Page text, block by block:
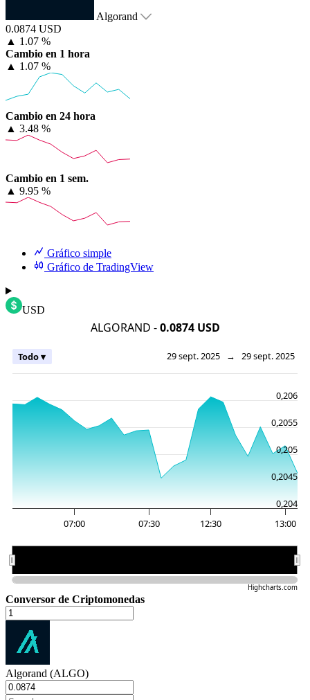
Algorand
0.0874 USD
▲ 1.07 %
Cambio en 1 hora
▲ 1.07 %
Cambio en 24 hora
▲ 3.48 %
Cambio en 1 sem.
▲ 9.95 %
Gráfico simple
Gráfico de TradingView
USD
ALGORAND -0.0874 USD
29 sept. 2025 → 29 sept. 2025
Todo ▾
07:00 07:30 12:30 13:00
0,204
0,2045
0,205
0,2055
0,206
Highcharts.com
Conversor de Criptomonedas
Algorand (ALGO)